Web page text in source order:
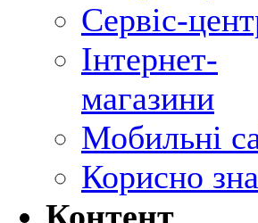
Сервіс-
Інтернет-
магазини
Мобильні
Корисно